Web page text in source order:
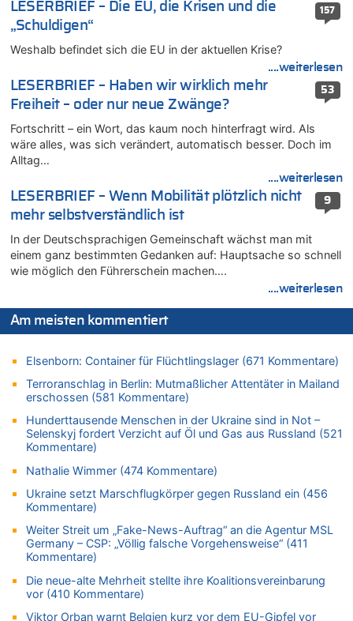
Drohnen mit Strengstoff? War es Russland?
08.08.2026 - 18:07 von Hubert F. zu
Belgier knackt Jackpot bei Lotterie EuroMillions und gewinnt
mehr als 111 Millionen €
08.08.2026 - 17:46 von Der Alte zu
Belgier knackt Jackpot bei Lotterie EuroMillions und gewinnt
mehr als 111 Millionen €
08.08.2026 - 17:45 von Der Alte zu
Zwölf Jahre nach Aachener Bankraub: 70-Jähriger gefasst
08.08.2026 - 17:43 von Der Alte zu
Leipzig, Mechernich und die Frage: Wer steckt hinter den
Drohnen mit Strengstoff? War es Russland?
08.08.2026 - 17:16 von Bingo zu
Zweite Hitzewelle in diesem Sommer ist jetzt amtlich
08.08.2026 - 16:20 von Russentrolle zu
Leipzig, Mechernich und die Frage: Wer steckt hinter den
08.08.2026 - 15:34 von JoKrings zu
Leipzig, Mechernich und die Frage: Wer steckt hinter den
08.08.2026 - 15:32 von 5/11 zu
Mehrere Menschen in Londons City niedergestochen
08.08.2026 - 15:19 von Guido Scholzen zu
Leipzig, Mechernich und die Frage: Wer steckt hinter den
Drohnen mit Strengstoff? War es Russland?
Belgier knackt Jackpot bei Lotterie EuroMillions und gewinnt
mehr als 111 Millionen €
08.08.2026 - 14:47 von Peer Wermuth zu
Leipzig, Mechernich und die Frage: Wer steckt hinter den
Drohnen mit Strengstoff? War es Russland?
08.08.2026 - 14:29 von Achso Dax zu
In Belgien missachten zwei von drei Autofahrern das
Tempolimit in 30er-Zonen – Untersuchung von Vias
08.08.2026 - 13:23 von Hugo Egon Bernhard von Sinnen zu
157
LESERBRIEF – Die EU, die Krisen und die
„Schuldigen“
Weshalb befindet sich die EU in der aktuellen Krise?
....weiterlesen
53
LESERBRIEF – Haben wir wirklich mehr
Freiheit – oder nur neue Zwänge?
Fortschritt – ein Wort, das kaum noch hinterfragt wird. Als
wäre alles, was sich verändert, automatisch besser. Doch im
Alltag…
....weiterlesen
9
LESERBRIEF – Wenn Mobilität plötzlich nicht
mehr selbstverständlich ist
In der Deutschsprachigen Gemeinschaft wächst man mit
einem ganz bestimmten Gedanken auf: Hauptsache so schnell
wie möglich den Führerschein machen….
....weiterlesen
Am meisten kommentiert
Elsenborn: Container für Flüchtlingslager (671 Kommentare)
Terroranschlag in Berlin: Mutmaßlicher Attentäter in Mailand
erschossen (581 Kommentare)
Hunderttausende Menschen in der Ukraine sind in Not –
Selenskyj fordert Verzicht auf Öl und Gas aus Russland (521
Kommentare)
Nathalie Wimmer (474 Kommentare)
Ukraine setzt Marschflugkörper gegen Russland ein (456
Kommentare)
Weiter Streit um „Fake-News-Auftrag“ an die Agentur MSL
Germany – CSP: „Völlig falsche Vorgehensweise“ (411
Kommentare)
Die neue-alte Mehrheit stellte ihre Koalitionsvereinbarung
vor (410 Kommentare)
Viktor Orban warnt Belgien kurz vor dem EU-Gipfel vor